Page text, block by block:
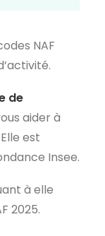
NAF
de
aider à
est
Insee.
à elle
2025.